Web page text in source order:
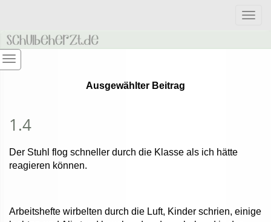
Ausgewählter Beitrag
1.4
Der Stuhl flog schneller durch die Klasse als ich hätte
reagieren können.
Arbeitshefte wirbelten durch die Luft, Kinder schrien, einige